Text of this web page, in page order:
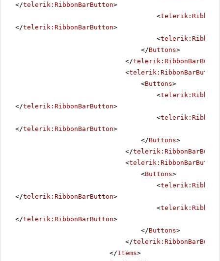
</telerik:RibbonBarButton>
<
</telerik:RibbonBarButton>
<
</Buttons>
</
<
<Buttons>
<
</telerik:RibbonBarButton>
<
</telerik:RibbonBarButton>
</Buttons>
</
<
<Buttons>
<
</telerik:RibbonBarButton>
<
</telerik:RibbonBarButton>
</Buttons>
</
</Items>